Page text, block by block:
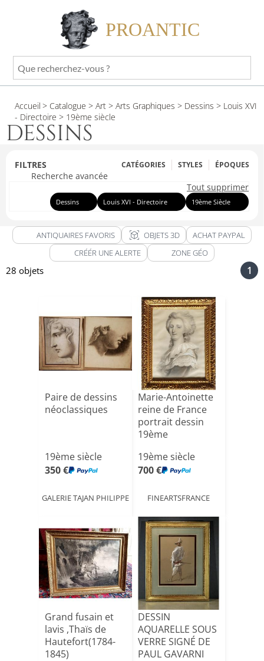
PROANTIC
Que
recherchez-
?
Accueil > Catalogue > Art > Arts Graphiques > Dessins > Louis XVI
- Directoire > 19ème siècle
DESSINS
FILTRES CATÉGORIES STYLES ÉPOQUES
Recherche avancée
Tout supprimer
Dessins Louis XVI - Directoire 19ème Siècle
ANTIQUAIRES FAVORIS view_in_ar OBJETS 3D
ACHAT PAYPAL
CRÉÉR UNE ALERTE
ZONE GÉO
28 objets 1
Paire de dessins
néoclassiques
19ème siècle
350 €
GALERIE TAJAN PHILIPPE
Marie-Antoinette
reine de France
portrait dessin
19ème
19ème siècle
700 €
FINEARTSFRANCE
Grand fusain et
lavis ,Thaïs de
Hautefort(1784-
1845)
DESSIN
AQUARELLE SOUS
VERRE SIGNÉ DE
PAUL GAVARNI